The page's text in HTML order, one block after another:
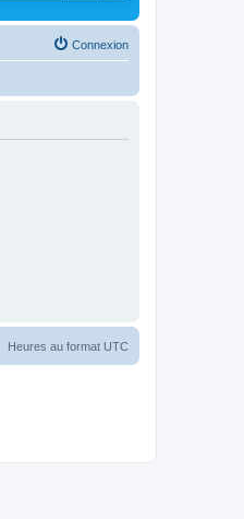
Connexion
Heures au format UTC